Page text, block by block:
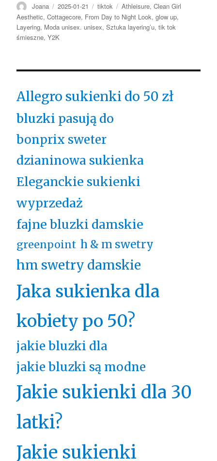
Autor
Joana Opublikowano
2025-01-21 Kategorie
tiktok Tagi
Athleisure,Clean Girl
Aesthetic,Cottagecore, From Day to Night Look,glow up,
Layering, Moda unisex. unisex,Sztuka layering’u,tik tok
śmieszne,Y2K
Allegro sukienki do 50 zł
bluzki pasują do
bonprix sweter
dzianinowa sukienka
Eleganckie sukienki
wyprzedaż
fajne bluzki damskie
greenpoint h & m swetry
hm swetry damskie
Jaka sukienka dla
kobiety po 50?
jakie bluzki dla
jakie bluzki są modne
Jakie sukienki dla 30
latki?
Jakie sukienki